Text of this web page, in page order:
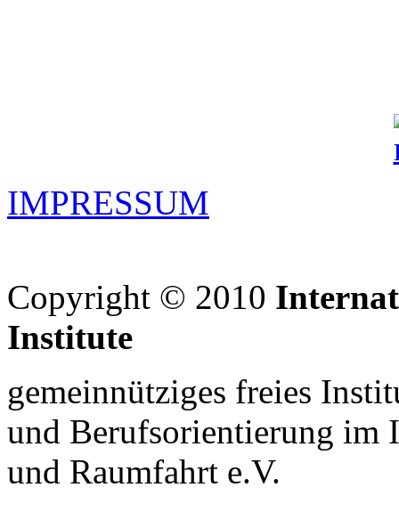
IMPRESSUM
Copyright © 2010
Institute
gemeinnütziges freies
und Berufsorientierung im
und Raumfahrt e.V.